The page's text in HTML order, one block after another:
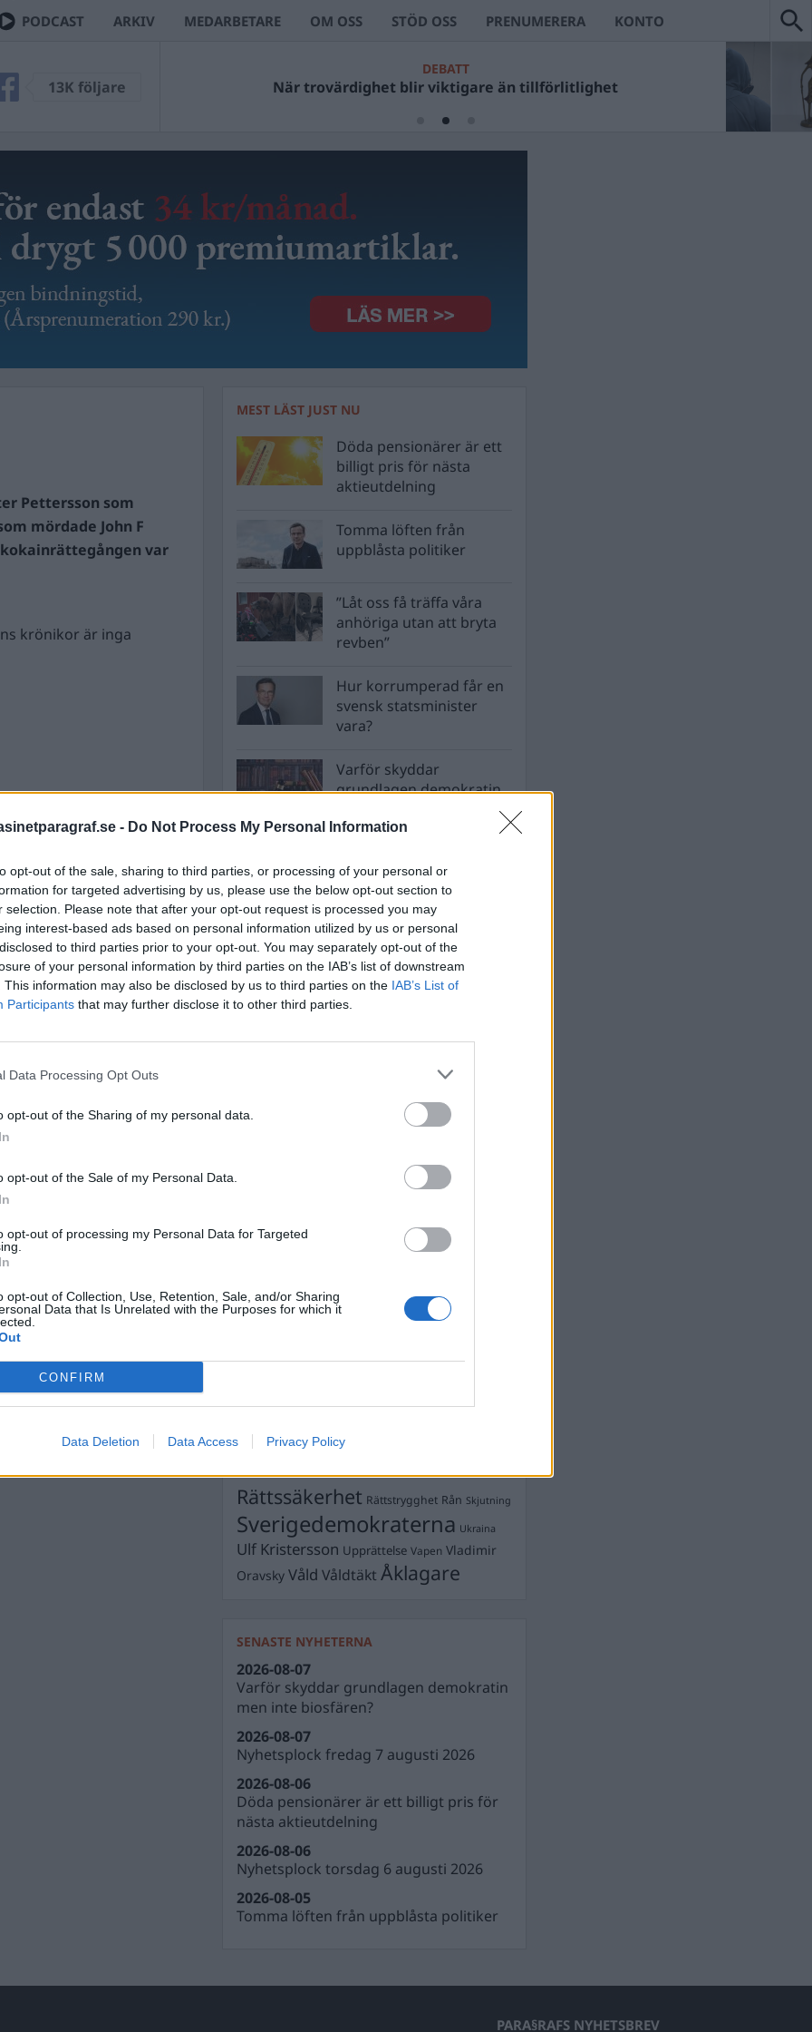
- Do Not Process My Personal Information
opt-out of the sale, sharing to third parties, or processing of your personal or
for targeted advertising by us, please use the below opt-out section to
selection. Please note that after your opt-out request is processed you may
interest-based ads based on personal information utilized by us or personal
to third parties prior to your opt-out. You may separately opt-out of the
of your personal information by third parties on the IAB’s list of downstream
This information may also be disclosed by us to third parties on the IAB’s List of
Participants that may further disclose it to other third parties.
Data Processing Opt Outs
opt-out of the Sharing of my personal data.
opt-out of the Sale of my Personal Data.
opt-out of processing my Personal Data for Targeted
opt-out of Collection, Use, Retention, Sale, and/or Sharing
Data that Is Unrelated with the Purposes for which it
CONFIRM
Data Deletion Data Access Privacy Policy
PODCAST ARKIV MEDARBETARE OM OSS STÖD OSS PRENUMERERA KONTO
13K följare
DEBATT
När trovärdighet blir viktigare än tillförlitlighet
Pettersson som
mördade John F
kokainrättegången var
krönikor är inga
MEST LÄST JUST NU
Döda pensionärer är ett
billigt pris för nästa
aktieutdelning
Tomma löften från
uppblåsta politiker
”Låt oss få träffa våra
anhöriga utan att bryta
revben”
Hur korrumperad får en
svensk statsminister
vara?
Varför skyddar
grundlagen demokratin
STÖD OSS
Stöd Para§rafs bevakning av rättssäkerheten
PRENUMERERA PÅ PARA§RAFS NYHETSBREV
Andreas
Brottslighet Börje
Börje R P Carlsson
Demokrati Dick Sundevall
Jimmie Åkesson Kokainmålet
LagarMichael Pålsson
Silventoinen Petter Inedahl
PoliserRasismRicard A R Nilsson
Rättssäkerhet Rättstrygghet Rån Skjutning
Sverigedemokraterna Ukraina
Ulf Kristersson Upprättelse Vapen Vladimir
Oravsky Våld Våldtäkt Åklagare
SENASTE NYHETERNA
Varför skyddar grundlagen demokratin
men inte biosfären?
2026-08-07
Nyhetsplock fredag 7 augusti 2026
2026-08-07
Döda pensionärer är ett billigt pris för
nästa aktieutdelning
2026-08-06
Nyhetsplock torsdag 6 augusti 2026
2026-08-06
Tomma löften från uppblåsta politiker
2026-08-05
PARA§RAFS NYHETSBREV